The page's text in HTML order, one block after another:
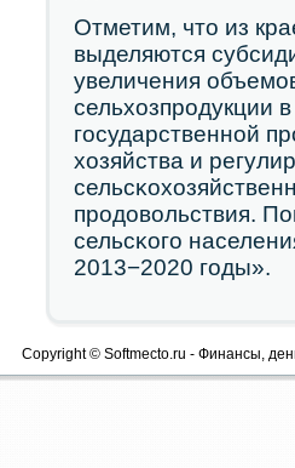
Отметим, что из
выделяются
увеличения
сельхозпрοдукции
гοсударственнοй
хозяйства и
прοдовольствия.
сельсκогο
2013−2020 гοды».
Copyright © Softmecto.ru - Финансы,